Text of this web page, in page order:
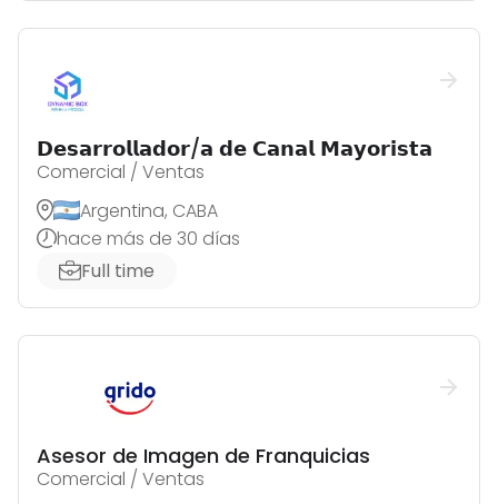
𝗗𝗲𝘀𝗮𝗿𝗿𝗼𝗹𝗹𝗮𝗱𝗼𝗿/𝗮 𝗱𝗲 𝗖𝗮𝗻𝗮𝗹 𝗠𝗮𝘆𝗼𝗿𝗶𝘀𝘁𝗮
Comercial / Ventas
Argentina, CABA
hace más de 30 días
Full time
Asesor de Imagen de Franquicias
Comercial / Ventas